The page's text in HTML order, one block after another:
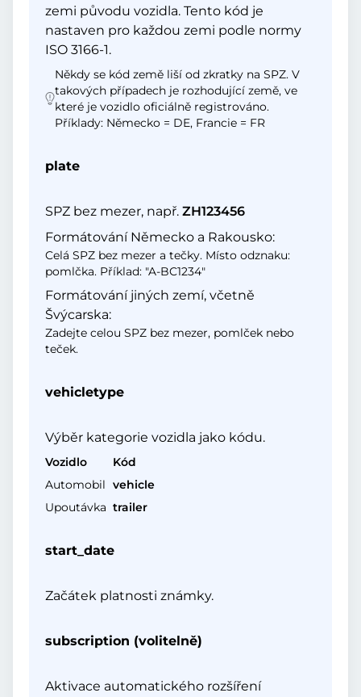
zemi původu vozidla. Tento kód je
nastaven pro každou zemi podle normy
ISO 3166-1.
Někdy se kód země liší od zkratky na SPZ. V
takových případech je rozhodující země, ve
které je vozidlo oficiálně registrováno.
Příklady: Německo = DE, Francie = FR
plate
SPZ bez mezer, např. ZH123456
Formátování Německo a Rakousko:
Celá SPZ bez mezer a tečky. Místo odznaku:
pomlčka. Příklad: "A-BC1234"
Formátování jiných zemí, včetně
Švýcarska:
Zadejte celou SPZ bez mezer, pomlček nebo
teček.
vehicletype
Výběr kategorie vozidla jako kódu.
Vozidlo
Kód
Automobil vehicle
Upoutávka trailer
start_date
Začátek platnosti známky.
subscription (volitelně)
Aktivace automatického rozšíření